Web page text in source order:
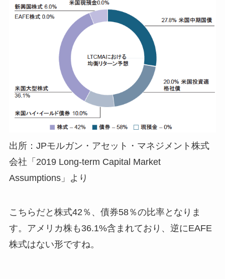
出所：JPモルガン・アセット・マネジメント株式
会社「2019 Long-term Capital Market
Assumptions」より
こちらだと株式42％、債券58％の比率となりま
す。アメリカ株も36.1%含まれており、逆にEAFE
株式はない形ですね。